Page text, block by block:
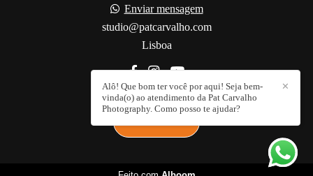
Enviar mensagem
studio@patcarvalho.com
Lisboa
✕
Alô! Que bom ter você por aqui! Seja bem-
vinda(o) ao atendimento da Pat Carvalho
Photography. Como posso te ajudar?